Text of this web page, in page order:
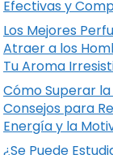
Efectivas y
Los Mejores
Atraer a los
Tu Aroma
Cómo Superar
Consejos para
Energía y la
¿Se Puede